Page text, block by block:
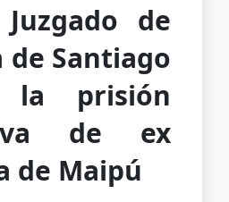
de
de Santiago
la prisión
de ex
de Maipú